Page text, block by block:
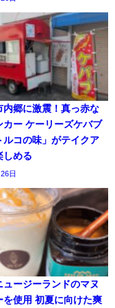
内郷に激震！真っ赤な
カー ケーリーズケバブ
ルコの味」がテイクア
しめる
日
ュージーランドのマヌ
を使用 初夏に向けた爽